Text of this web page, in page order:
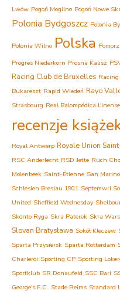
Lwów Pogoń Mogilno Pogoń Nowe
Polonia Bydgoszcz Polonia
Polonia Wilno Polska
Progres Niederkorn Prosna Kalisz
Racing Club de Bruxelles
Bukareszt Rapid Wiedeń Rayo
Strasbourg Real Balompédica Linense
recenzje
Royal Antwerp Royale Union
RSC Anderlecht RSD Jette Ruch
Molenbeek Saint-Étienne San Marino
Schlesien Breslau 1901 Septemwri
United Sheffield Wednesday
Skonto Ryga Skra Paterek Skra
Slovan Bratysława Sokół Kleczew
Sparta Przysiersk Sparta Rotterdam
Charleroi Sporting CP Sporting
Sportklub SR Donaufeld SSC Bari
George's F.C. Stade Reims Standard